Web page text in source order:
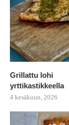
Grillattu lohi
yrttikastikkeella
4 kesäkuun, 2026